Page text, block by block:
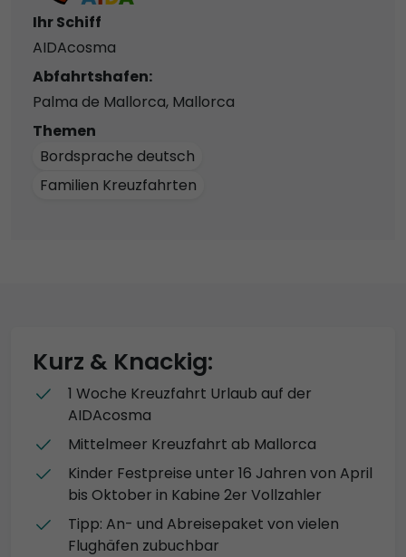
Ihr Schiff
AIDAcosma
Abfahrtshafen:
Palma de Mallorca, Mallorca
Themen
Bordsprache deutsch
Familien Kreuzfahrten
Kurz & Knackig:
1 Woche Kreuzfahrt Urlaub auf der
AIDAcosma
Mittelmeer Kreuzfahrt ab Mallorca
Kinder Festpreise unter 16 Jahren von April
bis Oktober in Kabine 2er Vollzahler
Tipp: An- und Abreisepaket von vielen
Flughäfen zubuchbar